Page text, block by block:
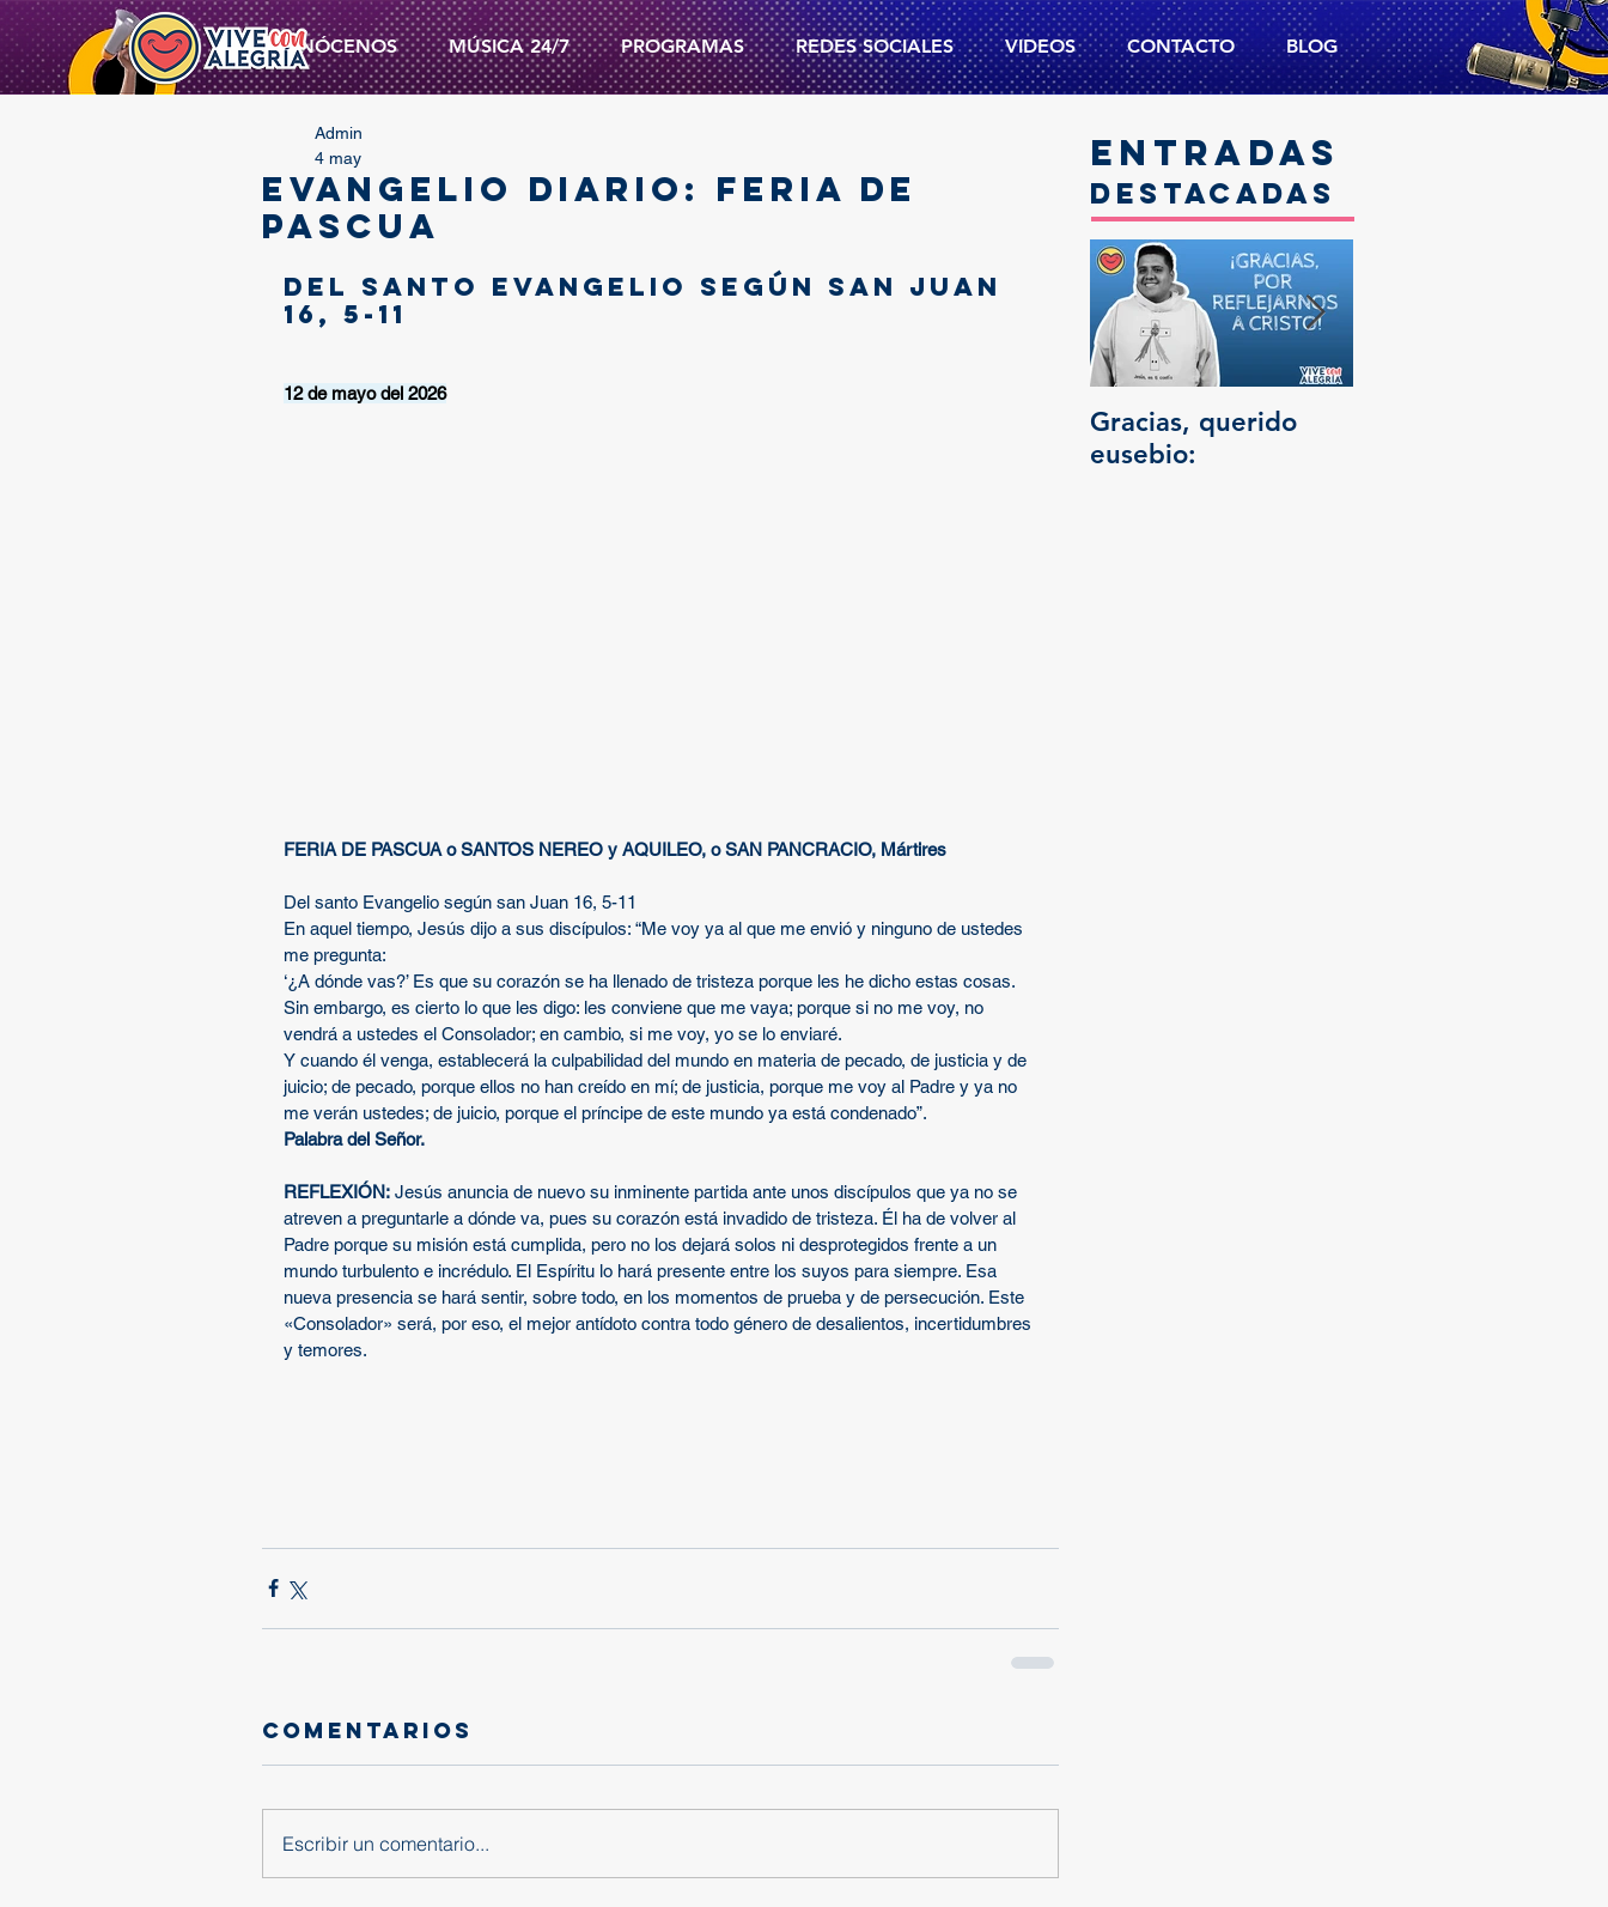
CONÓCENOS MÚSICA 24/7 PROGRAMAS REDES SOCIALES VIDEOS CONTACTO BLOG
EVANGELIO DIARIO: FERIA DE
PASCUA
Admin
4 may
Del santo Evangelio según san Juan
16, 5-11
12 de mayo del 2026
FERIA DE PASCUA o SANTOS NEREO y AQUILEO, o SAN PANCRACIO, Mártires
Del santo Evangelio según san Juan 16, 5-11
En aquel tiempo, Jesús dijo a sus discípulos: “Me voy ya al que me envió y ninguno de ustedes
me pregunta:
‘¿A dónde vas?’ Es que su corazón se ha llenado de tristeza porque les he dicho estas cosas.
Sin embargo, es cierto lo que les digo: les conviene que me vaya; porque si no me voy, no
vendrá a ustedes el Consolador; en cambio, si me voy, yo se lo enviaré.
Y cuando él venga, establecerá la culpabilidad del mundo en materia de pecado, de justicia y de
juicio; de pecado, porque ellos no han creído en mí; de justicia, porque me voy al Padre y ya no
me verán ustedes; de juicio, porque el príncipe de este mundo ya está condenado”.
Palabra del Señor.
REFLEXIÓN: Jesús anuncia de nuevo su inminente partida ante unos discípulos que ya no se
atreven a preguntarle a dónde va, pues su corazón está invadido de tristeza. Él ha de volver al
Padre porque su misión está cumplida, pero no los dejará solos ni desprotegidos frente a un
mundo turbulento e incrédulo. El Espíritu lo hará presente entre los suyos para siempre. Esa
nueva presencia se hará sentir, sobre todo, en los momentos de prueba y de persecución. Este
«Consolador» será, por eso, el mejor antídoto contra todo género de desalientos, incertidumbres
y temores.
Comentarios
Escribir un comentario...
Entradas
destacadas
Gracias, querido
eusebio: